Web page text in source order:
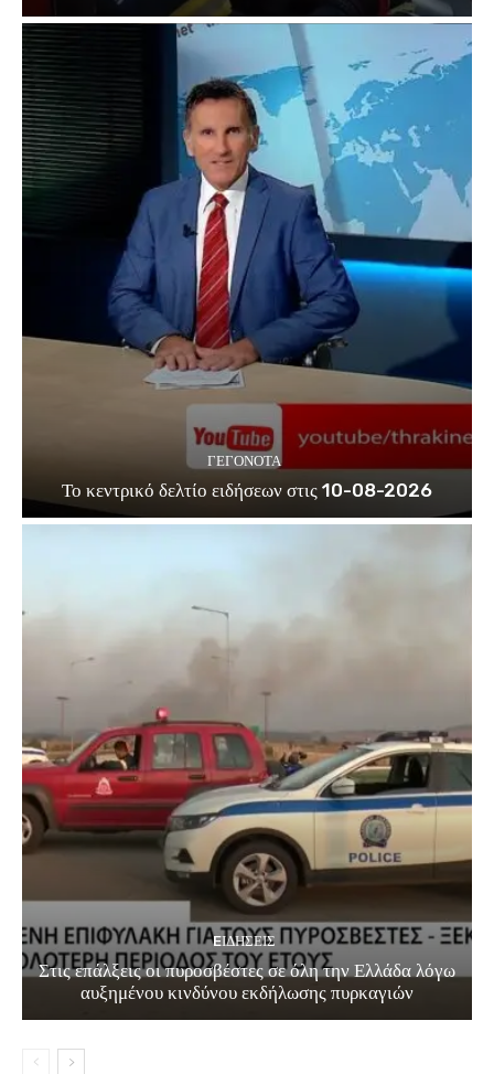
ΓΕΓΟΝΟΤΑ
Το κεντρικό δελτίο ειδήσεων στις 10-08-2026
EΙΔΗΣΕΙΣ
Στις επάλξεις οι πυροσβέστες σε όλη την Ελλάδα λόγω
αυξημένου κινδύνου εκδήλωσης πυρκαγιών